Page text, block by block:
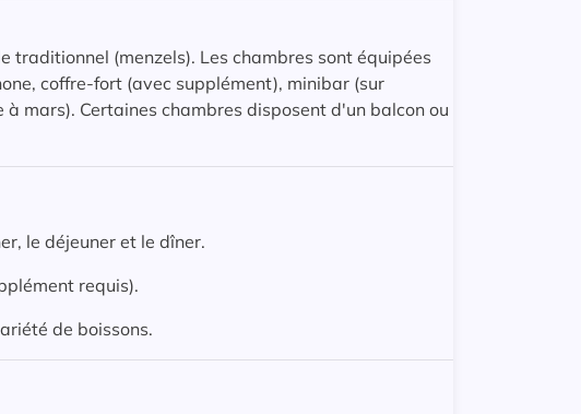
(menzels). Les chambres sont équipées
coffre-fort (avec supplément), minibar (sur
mars). Certaines chambres disposent d'un balcon ou
le déjeuner et le dîner.
requis).
de boissons.